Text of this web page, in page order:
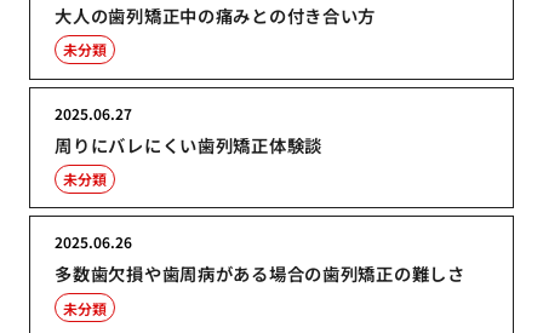
大人の歯列矯正中の痛みとの付き合い方
未分類
周りにバレにくい歯列矯正体験談
2025.06.27
未分類
多数歯欠損や歯周病がある場合の歯列矯正の難しさ
2025.06.26
未分類